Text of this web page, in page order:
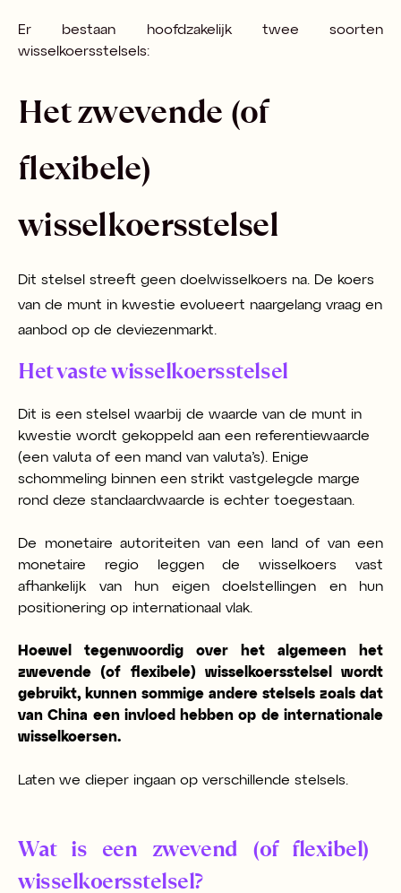
Er bestaan hoofdzakelijk twee soorten
wisselkoersstelsels:
Het zwevende (of
flexibele)
wisselkoersstelsel
Dit stelsel streeft geen doelwisselkoers na. De koers
van de munt in kwestie evolueert naargelang vraag en
aanbod op de deviezenmarkt.
Het vaste wisselkoersstelsel
Dit is een stelsel waarbij de waarde van de munt in
kwestie wordt gekoppeld aan een referentiewaarde
(een valuta of een mand van valuta’s). Enige
schommeling binnen een strikt vastgelegde marge
rond deze standaardwaarde is echter toegestaan.
De monetaire autoriteiten van een land of van een
monetaire regio leggen de wisselkoers vast
afhankelijk van hun eigen doelstellingen en hun
positionering op internationaal vlak.
Hoewel tegenwoordig over het algemeen het
zwevende (of flexibele) wisselkoersstelsel wordt
gebruikt, kunnen sommige andere stelsels zoals dat
van China een invloed hebben op de internationale
wisselkoersen.
Laten we dieper ingaan op verschillende stelsels.
Wat is een zwevend (of flexibel)
wisselkoersstelsel?